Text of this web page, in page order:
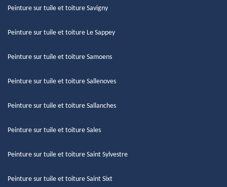
Peinture sur tuile et toiture Savigny
Peinture sur tuile et toiture Le Sappey
Peinture sur tuile et toiture Samoens
Peinture sur tuile et toiture Sallenoves
Peinture sur tuile et toiture Sallanches
Peinture sur tuile et toiture Sales
Peinture sur tuile et toiture Saint Sylvestre
Peinture sur tuile et toiture Saint Sixt